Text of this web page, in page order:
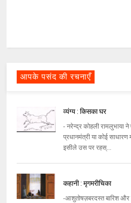
आपके पसंद की रचनाएँ
व्यंग्य : किसका घर
- नरेन्द्र कोहली रामलुभाया
प्रधानमंत्री या कोई साधारण
इसीले उस पर रहस्...
कहानी : मृगमरीचिका
-आशुतोषज़बरदस्त बारिश और